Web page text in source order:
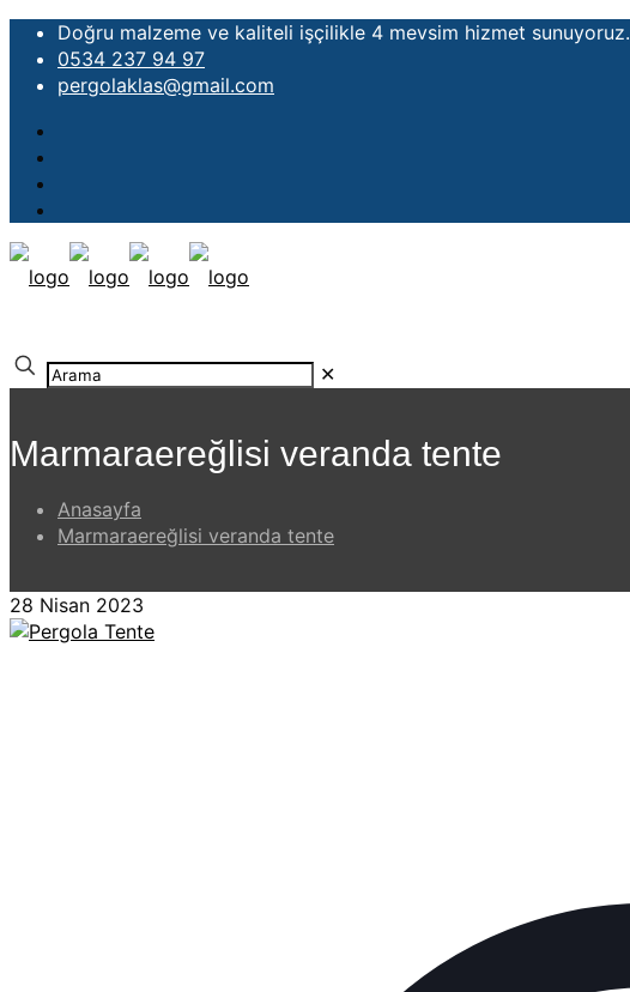
Doğru malzeme ve kaliteli işçilikle 4 mevsim hizmet sunuyoruz.
0534 237 94 97
pergolaklas@gmail.com
✕
Marmaraereğlisi veranda tente
Anasayfa
Marmaraereğlisi veranda tente
28 Nisan 2023